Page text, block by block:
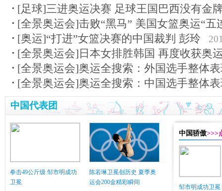
[足球]三进奥运决赛 足球王国巴西没有金
[全景奥运会]击败“黑马” 美国女篮奥运“五
[奥运]“打进”女篮决赛的中国裁判 彭玲
[全景奥运会]日本女排胜韩国 再度收获奥
[全景奥运会]奥运全搜索：外国选手整体
[全景奥运会]奥运全搜索：中国选手整体
中国代表团
拳击49公斤级 邹市明成功
卫冕
陈若琳卫冕创历史 夏季奥
运会200金精彩瞬间
中国骄傲>>>
邹市明成功卫冕